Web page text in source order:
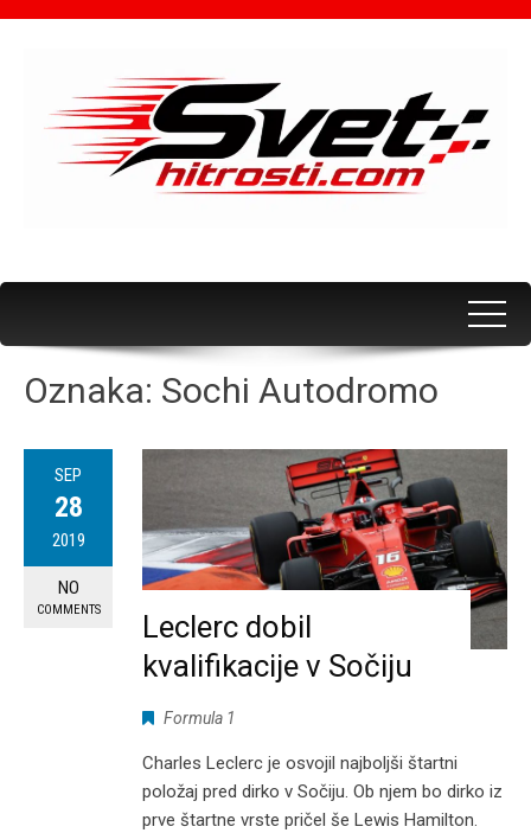
Oznaka: Sochi Autodromo
SEP
28
2019
NO
COMMENTS
Leclerc dobil
kvalifikacije v Sočiju
Formula 1
Charles Leclerc je osvojil najboljši štartni
položaj pred dirko v Sočiju. Ob njem bo dirko iz
prve štartne vrste pričel še Lewis Hamilton.